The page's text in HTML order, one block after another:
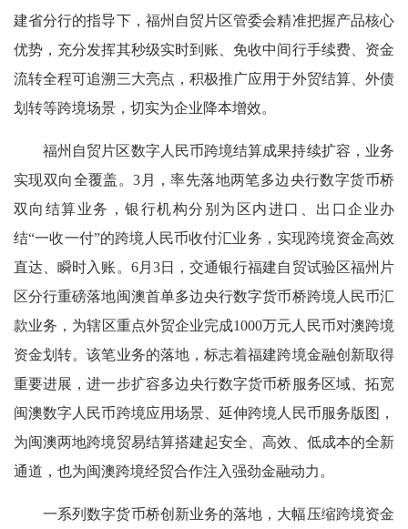
建省分行的指导下，福州自贸片区管委会精准把握产品核心
优势，充分发挥其秒级实时到账、免收中间行手续费、资金
流转全程可追溯三大亮点，积极推广应用于外贸结算、外债
划转等跨境场景，切实为企业降本增效。
福州自贸片区数字人民币跨境结算成果持续扩容，业务
实现双向全覆盖。3月，率先落地两笔多边央行数字货币桥
双向结算业务，银行机构分别为区内进口、出口企业办
结“一收一付”的跨境人民币收付汇业务，实现跨境资金高效
直达、瞬时入账。6月3日，交通银行福建自贸试验区福州片
区分行重磅落地闽澳首单多边央行数字货币桥跨境人民币汇
款业务，为辖区重点外贸企业完成1000万元人民币对澳跨境
资金划转。该笔业务的落地，标志着福建跨境金融创新取得
重要进展，进一步扩容多边央行数字货币桥服务区域、拓宽
闽澳数字人民币跨境应用场景、延伸跨境人民币服务版图，
为闽澳两地跨境贸易结算搭建起安全、高效、低成本的全新
通道，也为闽澳跨境经贸合作注入强劲金融动力。
一系列数字货币桥创新业务的落地，大幅压缩跨境资金